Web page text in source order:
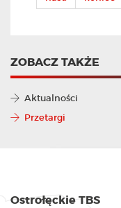
ZOBACZ TAKŻE
Aktualności
Przetargi
Ostrołęckie TBS